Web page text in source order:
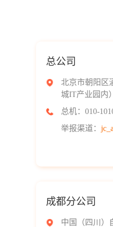
总公司
北京市朝阳区
城IT产业园内）
总机：010-
举报渠道：
成都分公司
中国（四川）